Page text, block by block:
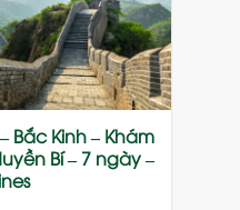
Bắc Kinh – Khám
Bí – 7 ngày –